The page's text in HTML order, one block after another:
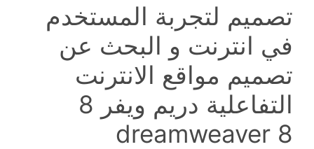
تصميم لتجربة المستخدم
في انترنت و البحث عن
تصميم مواقع الانترنت
التفاعلية دريم ويفر 8
dreamweaver 8